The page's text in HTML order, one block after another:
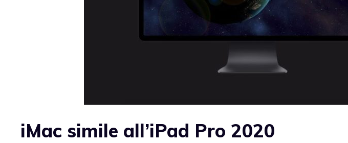
iMac simile all’iPad Pro 2020